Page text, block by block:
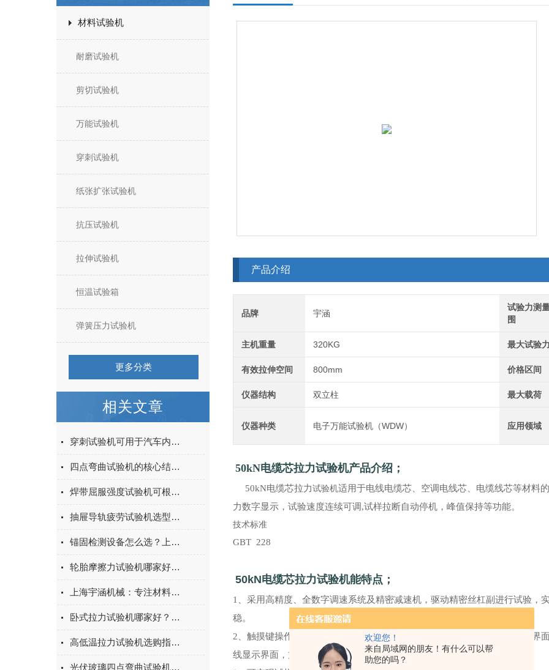
欢迎您！
来自局域网的朋友！有什么可以帮
助您的吗？
材料试验机
耐磨试验机
剪切试验机
万能试验机
穿刺试验机
纸张扩张试验机
抗压试验机
拉伸试验机
恒温试验箱
弹簧压力试验机
更多分类
相关文章
穿刺试验机可用于汽车内饰表皮、防撞缓冲材料得性能测试
四点弯曲试验机的核心结构与工作原理特点
焊带屈服强度试验机可根据不同标准和试验需求调整试验条件
抽屉导轨疲劳试验机选型指南：如何量化评估家具五金的耐用性
锚固检测设备怎么选？上海宇涵膨胀螺丝拉拔试验机品牌评测
轮胎摩擦力试验机哪家好？上海宇涵试验机综合评测
上海宇涵机械：专注材料力学检测，电池片拉力试验机助力光伏品质管控
卧式拉力试验机哪家好？2026年国产实力厂家实测推荐
高低温拉力试验机选购指南：聚焦上海宇涵的技术实力与可靠方案
光伏玻璃四点弯曲试验机的重要性
产品介绍
品牌 宇涵
试验力测
围
主机重量 320KG 最大试验力
有效拉伸空间 800mm 价格区间
仪器结构 双立柱 最大载荷
仪器种类 电子万能试验机（WDW） 应用领域
50kN电缆芯拉力试验机产品介绍；
50kN电缆芯拉力试验机适用于电线电缆芯、空调电线芯、电缆线芯等材料
力数字显示，试验速度连续可调,试样拉断自动停机，峰值保持等功能。
技术标准
GBT 228
50kN电缆芯拉力试验机能特点；
1、采用高精度、全数字调速系统及精密减速机，驱动精密丝杠副进行试验，
稳。
2、触摸键操作方式，液晶显示器实时显示。显示界面可显示试验方法选择界
线显示界面，方便快捷。